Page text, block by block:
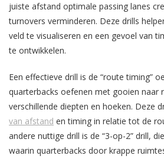
juiste afstand optimale passing lanes
turnovers verminderen. Deze drills
veld te visualiseren en een gevoel van
te ontwikkelen.
Een effectieve drill is de “route timing”
quarterbacks oefenen met gooien naar
verschillende diepten en hoeken. Deze
van afstand en timing in relatie tot de
andere nuttige drill is de “3-op-2” drill,
waarin quarterbacks door krappe